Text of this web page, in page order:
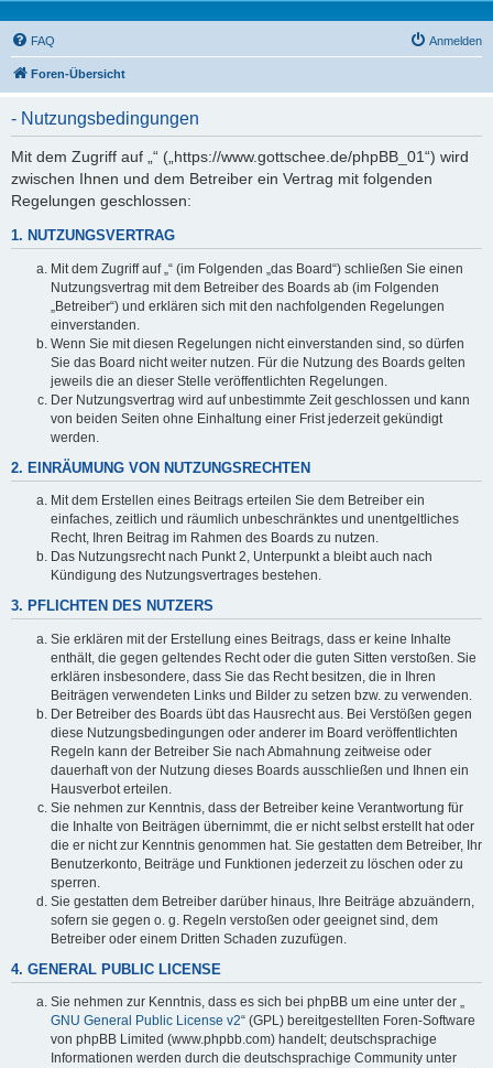
FAQ Anmelden
Foren-Übersicht
- Nutzungsbedingungen
Mit dem Zugriff auf „“ („https://www.gottschee.de/phpBB_01“) wird
zwischen Ihnen und dem Betreiber ein Vertrag mit folgenden
Regelungen geschlossen:
1. NUTZUNGSVERTRAG
Mit dem Zugriff auf „“ (im Folgenden „das Board“) schließen Sie einen
Nutzungsvertrag mit dem Betreiber des Boards ab (im Folgenden
„Betreiber“) und erklären sich mit den nachfolgenden Regelungen
einverstanden.
Wenn Sie mit diesen Regelungen nicht einverstanden sind, so dürfen
Sie das Board nicht weiter nutzen. Für die Nutzung des Boards gelten
jeweils die an dieser Stelle veröffentlichten Regelungen.
Der Nutzungsvertrag wird auf unbestimmte Zeit geschlossen und kann
von beiden Seiten ohne Einhaltung einer Frist jederzeit gekündigt
werden.
2. EINRÄUMUNG VON NUTZUNGSRECHTEN
Mit dem Erstellen eines Beitrags erteilen Sie dem Betreiber ein
einfaches, zeitlich und räumlich unbeschränktes und unentgeltliches
Recht, Ihren Beitrag im Rahmen des Boards zu nutzen.
Das Nutzungsrecht nach Punkt 2, Unterpunkt a bleibt auch nach
Kündigung des Nutzungsvertrages bestehen.
3. PFLICHTEN DES NUTZERS
Sie erklären mit der Erstellung eines Beitrags, dass er keine Inhalte
enthält, die gegen geltendes Recht oder die guten Sitten verstoßen. Sie
erklären insbesondere, dass Sie das Recht besitzen, die in Ihren
Beiträgen verwendeten Links und Bilder zu setzen bzw. zu verwenden.
Der Betreiber des Boards übt das Hausrecht aus. Bei Verstößen gegen
diese Nutzungsbedingungen oder anderer im Board veröffentlichten
Regeln kann der Betreiber Sie nach Abmahnung zeitweise oder
dauerhaft von der Nutzung dieses Boards ausschließen und Ihnen ein
Hausverbot erteilen.
Sie nehmen zur Kenntnis, dass der Betreiber keine Verantwortung für
die Inhalte von Beiträgen übernimmt, die er nicht selbst erstellt hat oder
die er nicht zur Kenntnis genommen hat. Sie gestatten dem Betreiber, Ihr
Benutzerkonto, Beiträge und Funktionen jederzeit zu löschen oder zu
sperren.
Sie gestatten dem Betreiber darüber hinaus, Ihre Beiträge abzuändern,
sofern sie gegen o. g. Regeln verstoßen oder geeignet sind, dem
Betreiber oder einem Dritten Schaden zuzufügen.
4. GENERAL PUBLIC LICENSE
Sie nehmen zur Kenntnis, dass es sich bei phpBB um eine unter der „
GNU General Public License v2“ (GPL) bereitgestellten Foren-Software
von phpBB Limited (www.phpbb.com) handelt; deutschsprachige
Informationen werden durch die deutschsprachige Community unter